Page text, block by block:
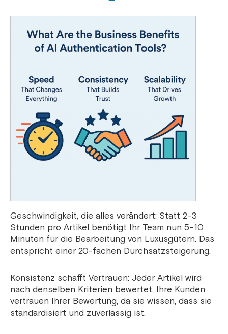
Geschwindigkeit, die alles verändert: Statt 2–3
Stunden pro Artikel benötigt Ihr Team nun 5–10
Minuten für die Bearbeitung von Luxusgütern. Das
entspricht einer 20-fachen Durchsatzsteigerung.
Konsistenz schafft Vertrauen: Jeder Artikel wird
nach denselben Kriterien bewertet. Ihre Kunden
vertrauen Ihrer Bewertung, da sie wissen, dass sie
standardisiert und zuverlässig ist.